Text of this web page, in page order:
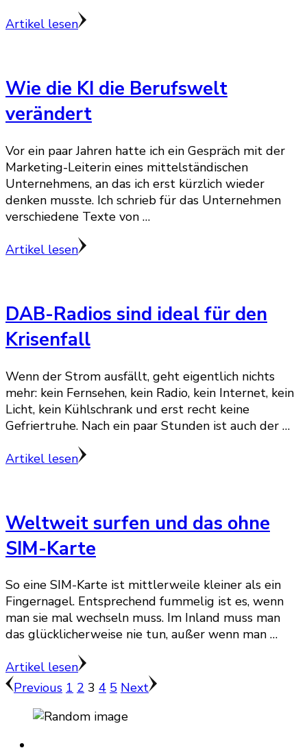
Artikel lesen
Wie die KI die Berufswelt
verändert
Vor ein paar Jahren hatte ich ein Gespräch mit der
Marketing-Leiterin eines mittelständischen
Unternehmens, an das ich erst kürzlich wieder
denken musste. Ich schrieb für das Unternehmen
verschiedene Texte von …
Artikel lesen
DAB-Radios sind ideal für den
Krisenfall
Wenn der Strom ausfällt, geht eigentlich nichts
mehr: kein Fernsehen, kein Radio, kein Internet, kein
Licht, kein Kühlschrank und erst recht keine
Gefriertruhe. Nach ein paar Stunden ist auch der …
Artikel lesen
Weltweit surfen und das ohne
SIM-Karte
So eine SIM-Karte ist mittlerweile kleiner als ein
Fingernagel. Entsprechend fummelig ist es, wenn
man sie mal wechseln muss. Im Inland muss man
das glücklicherweise nie tun, außer wenn man …
Artikel lesen
Seitennummerierung
der
Beiträge
Previous Page
1 Page
2 Page
3 Page
4 Page
5 Next